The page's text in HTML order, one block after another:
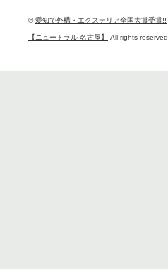
©愛知で外構・エクステリア全国大賞受賞!!
【ニュートラル 名古屋】 All rights reserved.